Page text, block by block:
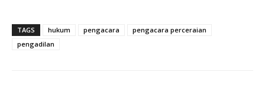
TAGS hukum pengacara
pengacara perceraian
pengadilan